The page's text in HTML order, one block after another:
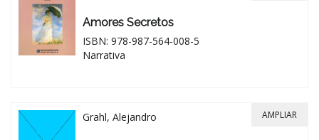
Amores Secretos
ISBN: 978-987-564-008-5
Narrativa
Grahl, Alejandro AMPLIAR